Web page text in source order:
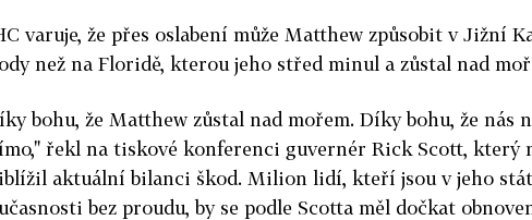
varuje, že přes oslabení může Matthew způsobit v Jižní
než na Floridě, kterou jeho střed minul a zůstal nad
bohu, že Matthew zůstal nad mořem. Díky bohu, že nás
řekl na tiskové konferenci guvernér Rick Scott, který
aktuální bilanci škod. Milion lidí, kteří jsou v jeho
bez proudu, by se podle Scotta měl dočkat